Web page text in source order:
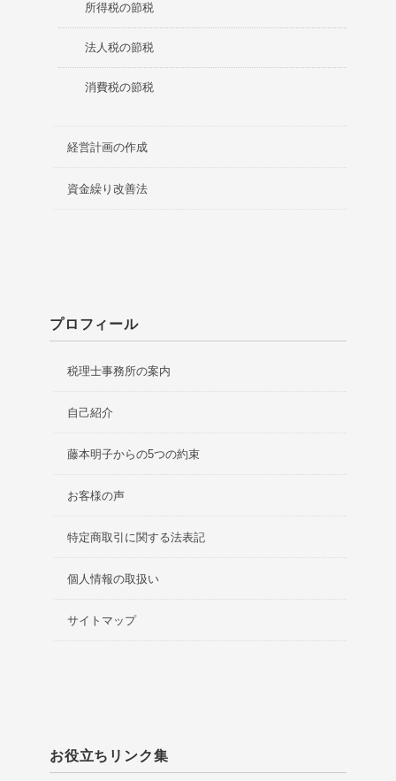
所得税の節税
法人税の節税
消費税の節税
経営計画の作成
資金繰り改善法
プロフィール
税理士事務所の案内
自己紹介
藤本明子からの5つの約束
お客様の声
特定商取引に関する法表記
個人情報の取扱い
サイトマップ
お役立ちリンク集